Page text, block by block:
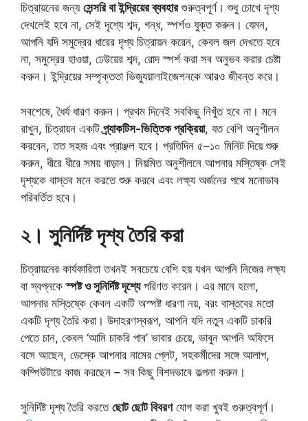
চিত্রায়নের জন্য সেন্সরি বা ইন্দ্রিয়ের ব্যবহারগুরুত্বপূর্ণ। শুধু চোখে দৃশ্য
দেখলেই হবে না, সেই দৃশ্যে শব্দ, গন্ধ, স্পর্শও যুক্ত করুন। যেমন,
আপনি যদি সমুদ্রের ধারের দৃশ্য চিত্রায়ন করেন, কেবল জল দেখতে হবে
না, সমুদ্রের হাওয়া, ঢেউয়ের শব্দ, রোদ স্পর্শ করা সব অনুভব করার চেষ্টা
করুন। ইন্দ্রিয়ের সম্পৃক্ততা ভিজ্যুয়ালাইজেশনকে আরও জীবন্ত করে।
সবশেষে, ধৈর্য ধারণ করুন। প্রথম দিনেই সবকিছু নিখুঁত হবে না। মনে
রাখুন, চিত্রায়ন একটিপ্র্যাকটিস-ভিত্তিক প্রক্রিয়া, যত বেশি অনুশীলন
করবেন, তত সহজ এবং প্রাঞ্জল হবে। প্রতিদিন ৫–১০ মিনিট দিয়ে শুরু
করুন, ধীরে ধীরে সময় বাড়ান। নিয়মিত অনুশীলনে আপনার মস্তিষ্ক সেই
দৃশ্যকে বাস্তব মনে করতে শুরু করবে এবং লক্ষ্য অর্জনের পথে মনোভাব
পরিবর্তিত হবে।
২। সুনির্দিষ্ট দৃশ্য তৈরি করা
চিত্রায়নের কার্যকারিতা তখনই সবচেয়ে বেশি হয় যখন আপনি নিজের লক্ষ্য
বা স্বপ্নকেস্পষ্ট ও সুনির্দিষ্ট দৃশ্যেপরিণত করেন। এর মানে হলো,
আপনার মস্তিষ্কে কেবল একটি অস্পষ্ট ধারণা নয়, বরং বাস্তবের মতো
একটি দৃশ্য তৈরি করা। উদাহরণস্বরূপ, আপনি যদি নতুন একটি চাকরি
পেতে চান, কেবল ‘আমি চাকরি পাব’ ভাবার চেয়ে, ভাবুন আপনি অফিসে
বসে আছেন, ডেস্কে আপনার নামের প্লেট, সহকর্মীদের সঙ্গে আলাপ,
কম্পিউটারে কাজ করছেন – সব কিছু বিশদভাবে কল্পনা করুন।
সুনির্দিষ্ট দৃশ্য তৈরি করতে ছোট ছোট বিবরণযোগ করা খুবই গুরুত্বপূর্ণ।